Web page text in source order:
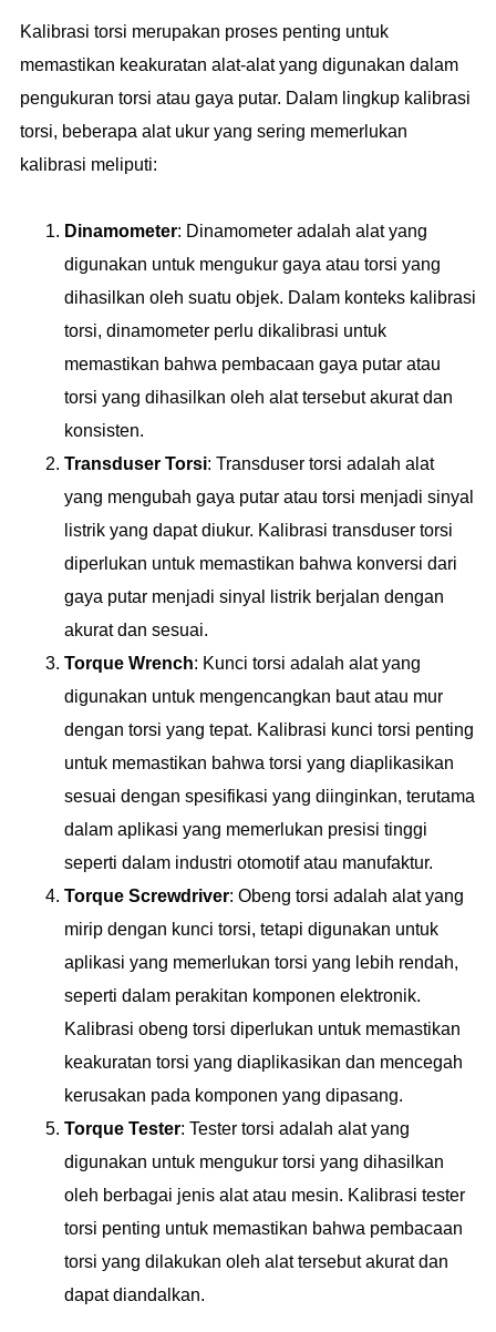
Kalibrasi torsi merupakan proses penting untuk
memastikan keakuratan alat-alat yang digunakan dalam
pengukuran torsi atau gaya putar. Dalam lingkup kalibrasi
torsi, beberapa alat ukur yang sering memerlukan
kalibrasi meliputi:
Dinamometer: Dinamometer adalah alat yang
digunakan untuk mengukur gaya atau torsi yang
dihasilkan oleh suatu objek. Dalam konteks kalibrasi
torsi, dinamometer perlu dikalibrasi untuk
memastikan bahwa pembacaan gaya putar atau
torsi yang dihasilkan oleh alat tersebut akurat dan
konsisten.
Transduser Torsi: Transduser torsi adalah alat
yang mengubah gaya putar atau torsi menjadi sinyal
listrik yang dapat diukur. Kalibrasi transduser torsi
diperlukan untuk memastikan bahwa konversi dari
gaya putar menjadi sinyal listrik berjalan dengan
akurat dan sesuai.
Torque Wrench: Kunci torsi adalah alat yang
digunakan untuk mengencangkan baut atau mur
dengan torsi yang tepat. Kalibrasi kunci torsi penting
untuk memastikan bahwa torsi yang diaplikasikan
sesuai dengan spesifikasi yang diinginkan, terutama
dalam aplikasi yang memerlukan presisi tinggi
seperti dalam industri otomotif atau manufaktur.
Torque Screwdriver: Obeng torsi adalah alat yang
mirip dengan kunci torsi, tetapi digunakan untuk
aplikasi yang memerlukan torsi yang lebih rendah,
seperti dalam perakitan komponen elektronik.
Kalibrasi obeng torsi diperlukan untuk memastikan
keakuratan torsi yang diaplikasikan dan mencegah
kerusakan pada komponen yang dipasang.
Torque Tester: Tester torsi adalah alat yang
digunakan untuk mengukur torsi yang dihasilkan
oleh berbagai jenis alat atau mesin. Kalibrasi tester
torsi penting untuk memastikan bahwa pembacaan
torsi yang dilakukan oleh alat tersebut akurat dan
dapat diandalkan.